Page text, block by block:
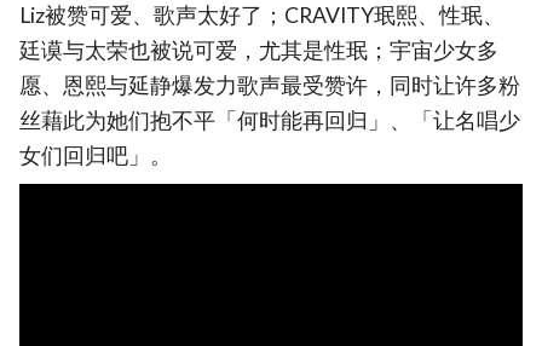
Liz被赞可爱、歌声太好了；CRAVITY珉熙、性珉、
廷谟与太荣也被说可爱，尤其是性珉；宇宙少女多
愿、恩熙与延静爆发力歌声最受赞许，同时让许多粉
丝藉此为她们抱不平「何时能再回归」、「让名唱少
女们回归吧」。